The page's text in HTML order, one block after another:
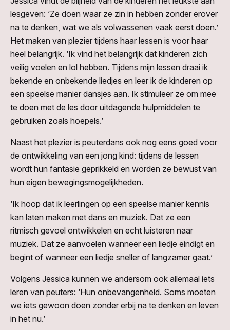
lesgeven: ‘Ze doen waar ze zin in hebben zonder erover
na te denken, wat we als volwassenen vaak eerst doen.’
Het maken van plezier tijdens haar lessen is voor haar
heel belangrijk. ‘Ik vind het belangrijk dat kinderen zich
veilig voelen en lol hebben. Tijdens mijn lessen draai ik
bekende en onbekende liedjes en leer ik de kinderen op
een speelse manier dansjes aan. Ik stimuleer ze om mee
te doen met de les door uitdagende hulpmiddelen te
gebruiken zoals hoepels.’
Naast het plezier is peuterdans ook nog eens goed voor
de ontwikkeling van een jong kind: tijdens de lessen
wordt hun fantasie geprikkeld en worden ze bewust van
hun eigen bewegingsmogelijkheden.
‘Ik hoop dat ik leerlingen op een speelse manier kennis
kan laten maken met dans en muziek. Dat ze een
ritmisch gevoel ontwikkelen en echt luisteren naar
muziek. Dat ze aanvoelen wanneer een liedje eindigt en
begint of wanneer een liedje sneller of langzamer gaat.’
Volgens Jessica kunnen we andersom ook allemaal iets
leren van peuters: ‘Hun onbevangenheid. Soms moeten
we iets gewoon doen zonder erbij na te denken en leven
in het nu.’